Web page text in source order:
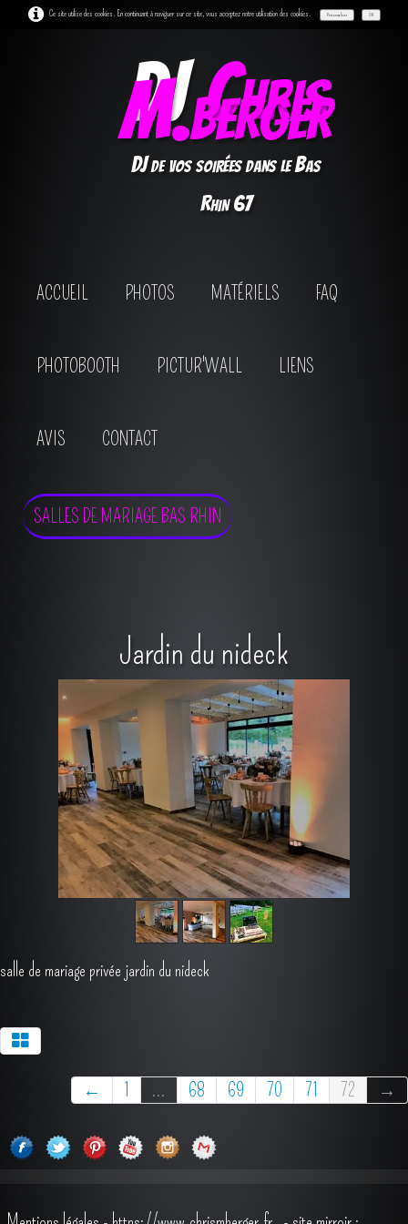
Ce site utilise des cookies. En continuant à naviguer sur ce site, vous acceptez notre utilisation des cookies. Personnaliser OK
DJChris
M.berger
DJ de vos soirées dans le Bas
Rhin 67
ACCUEIL PHOTOS MATÉRIELS FAQ
PHOTOBOOTH PICTUR'WALL LIENS
AVIS CONTACT
SALLES DE MARIAGE BAS RHIN
Jardin du nideck
salle de mariage privée jardin du nideck
← 1 ... 68 69 70 71 72 →